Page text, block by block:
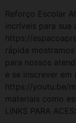
Reforço Escolar
incríveis para sua
https://
rápida
para nossos
e se inscrever em
https://youtu.be/
materiais como
LINKS PARA